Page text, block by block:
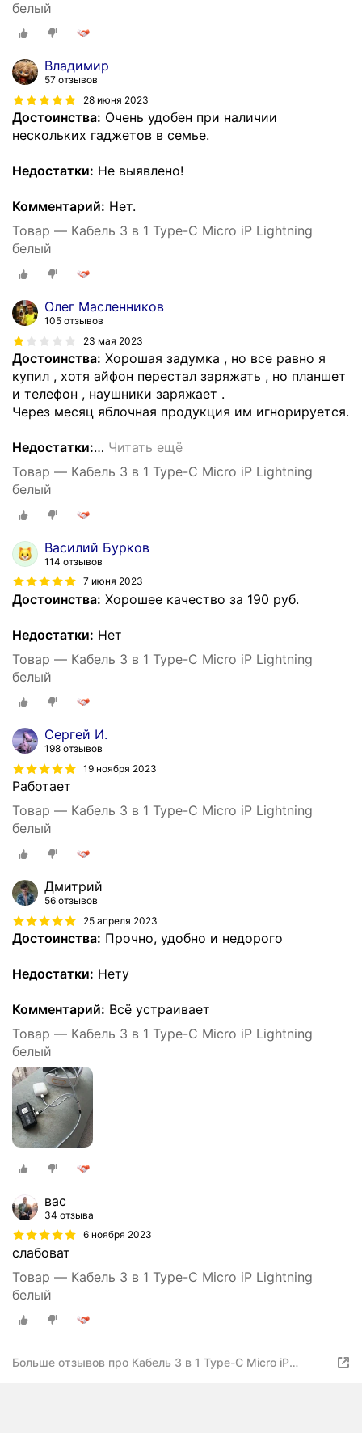
белый
Владимир
57 отзывов
28 июня 2023
Достоинства: Очень удобен при наличии
нескольких гаджетов в семье.
Недостатки: Не выявлено!
Комментарий: Нет.
Товар — Кабель 3 в 1 Type-C Micro iP Lightning
белый
Олег Масленников
105 отзывов
23 мая 2023
Достоинства: Хорошая задумка , но все равно я
купил , хотя айфон перестал заряжать , но планшет
и телефон , наушники заряжает .
Через месяц яблочная продукция им игнорируется.
Недостатки:… Читать ещё
Товар — Кабель 3 в 1 Type-C Micro iP Lightning
белый
Василий Бурков
114 отзывов
7 июня 2023
Достоинства: Хорошее качество за 190 руб.
Недостатки: Нет
Товар — Кабель 3 в 1 Type-C Micro iP Lightning
белый
Сергей И.
198 отзывов
19 ноября 2023
Работает
Товар — Кабель 3 в 1 Type-C Micro iP Lightning
белый
Дмитрий
56 отзывов
25 апреля 2023
Достоинства: Прочно, удобно и недорого
Недостатки: Нету
Комментарий: Всё устраивает
Товар — Кабель 3 в 1 Type-C Micro iP Lightning
белый
вас
34 отзыва
6 ноября 2023
слабоват
Товар — Кабель 3 в 1 Type-C Micro iP Lightning
белый
Больше отзывов про Кабель 3 в 1 Type-C Micro iP